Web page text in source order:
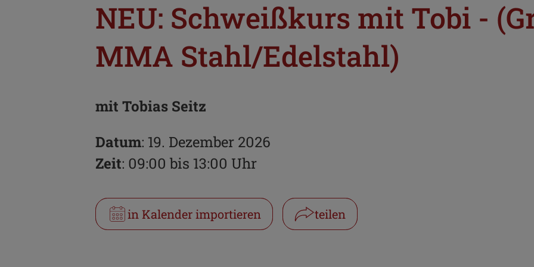
NEU: Schweißkurs mit Tobi -
MMA Stahl/Edelstahl)
mit Tobias Seitz
Datum: 19. Dezember 2026
Zeit: 09:00 bis 13:00 Uhr
in Kalender importieren
teilen